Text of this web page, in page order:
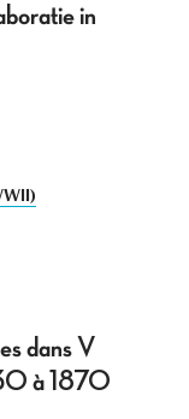
in
dans V
à 1870